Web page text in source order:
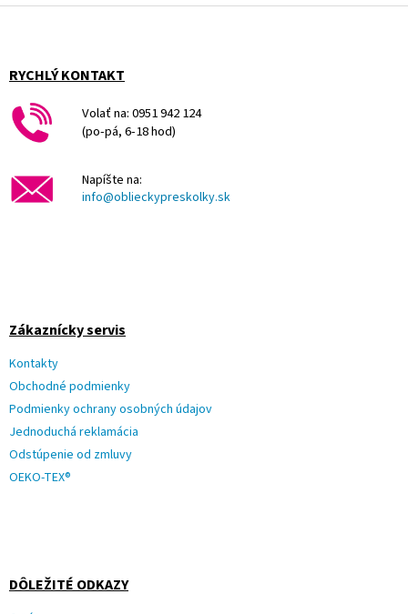
Z
RYCHLÝ KONTAKT
Volať na: 0951 942 124
(po-pá, 6-18 hod)
Napíšte na:
info@oblieckypreskolky.sk
Zákaznícky servis
Kontakty
Obchodné podmienky
Podmienky ochrany osobných údajov
Jednoduchá reklamácia
Odstúpenie od zmluvy
OEKO-TEX®
DÔLEŽITÉ ODKAZY